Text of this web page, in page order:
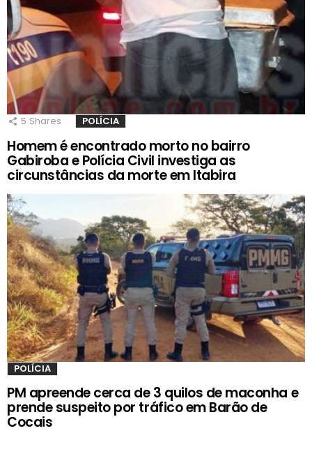
5 Shares POLÍCIA
Homem é encontrado morto no bairro
Gabiroba e Polícia Civil investiga as
circunstâncias da morte em Itabira
POLÍCIA
PM apreende cerca de 3 quilos de maconha e
prende suspeito por tráfico em Barão de
Cocais